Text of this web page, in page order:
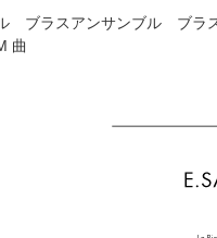
ル ブラスアンサンブル ブ
曲